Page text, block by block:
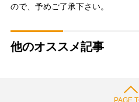
ので、予めご了承下さい。
他のオススメ記事